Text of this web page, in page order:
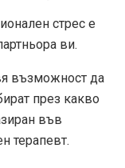
стрес е
ви.
възможност да
през какво
във
терапевт.